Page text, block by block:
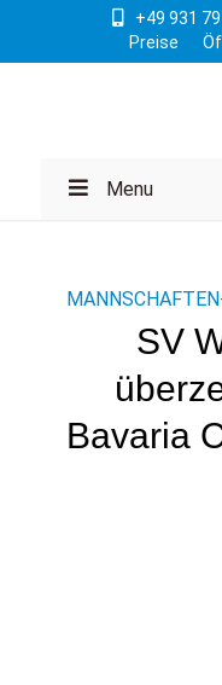
+49 931
Preise
Menu
SV
Bavaria